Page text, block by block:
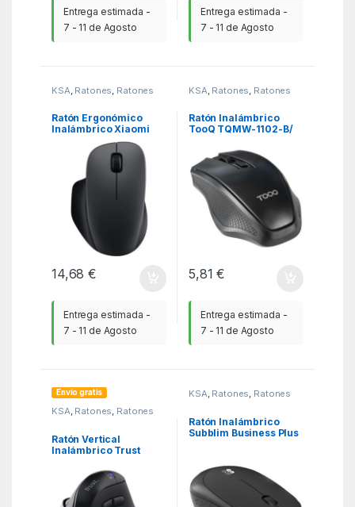
Entrega estimada -
7 - 11 de Agosto
Entrega estimada -
7 - 11 de Agosto
KSA, Ratones, Ratones
Ratón Ergonómico
Inalámbrico Xiaomi
Wireless Mouse
Comfort Edition/ Hasta
1200 DPI/ Negro
14,68€
Entrega estimada -
7 - 11 de Agosto
KSA, Ratones, Ratones
Ratón Inalámbrico
TooQ TQMW-1102-B/
5,81€
Entrega estimada -
7 - 11 de Agosto
Envío gratis
KSA, Ratones, Ratones
Ratón Vertical
Inalámbrico Trust
recargable/ Hasta
3200 DPI
KSA, Ratones, Ratones
Ratón Inalámbrico
Subblim Business Plus